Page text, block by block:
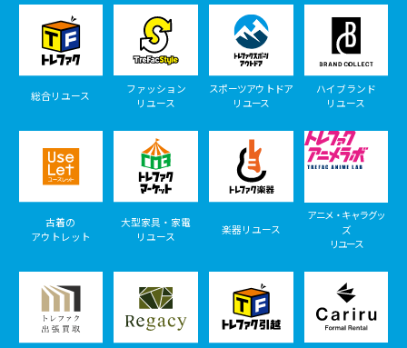
総合リユース
ファッション
リユース
スポーツアウトドア
リユース
ハイブランド
リユース
古着の
アウトレット
大型家具・家電
リユース
楽器リユース
アニメ・キャラグッ
ズ
リユース